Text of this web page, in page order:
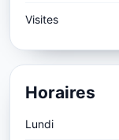
Visites
Horaires
Lundi